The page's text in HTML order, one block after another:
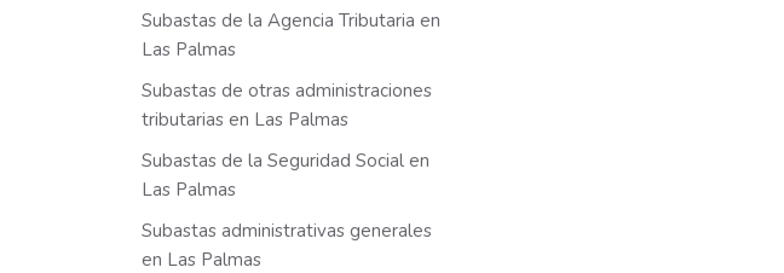
Subastas de la Agencia Tributaria en
Las Palmas
Subastas de otras administraciones
tributarias en Las Palmas
Subastas de la Seguridad Social en
Las Palmas
Subastas administrativas generales
en Las Palmas